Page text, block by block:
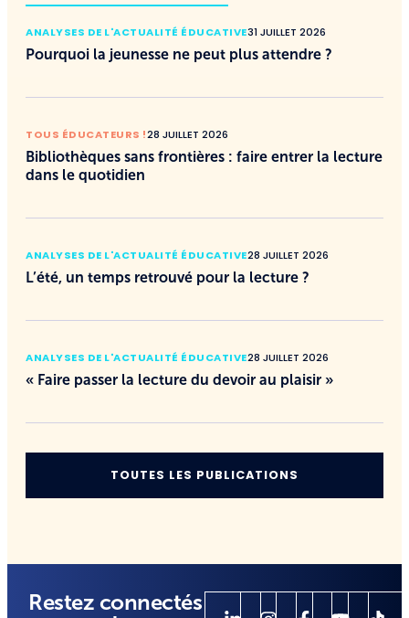
ANALYSES DE L'ACTUALITÉ ÉDUCATIVE31 JUILLET 2026
Pourquoi la jeunesse ne peut plus attendre ?
TOUS ÉDUCATEURS !28 JUILLET 2026
Bibliothèques sans frontières : faire entrer la lecture
dans le quotidien
ANALYSES DE L'ACTUALITÉ ÉDUCATIVE28 JUILLET 2026
L’été, un temps retrouvé pour la lecture ?
ANALYSES DE L'ACTUALITÉ ÉDUCATIVE28 JUILLET 2026
« Faire passer la lecture du devoir au plaisir »
TOUTES LES PUBLICATIONS
Restez connectés